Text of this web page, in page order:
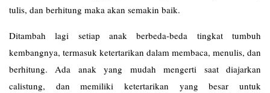
tulis, dan berhitung maka akan semakin baik.
Ditambah lagi setiap anak berbeda-beda tingkat tumbuh
kembangnya, termasuk ketertarikan dalam membaca, menulis, dan
berhitung. Ada anak yang mudah mengerti saat diajarkan
calistung, dan memiliki ketertarikan yang besar untuk